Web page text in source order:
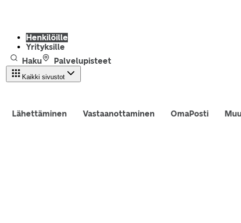
Henkilöille
Yrityksille
Haku
Palvelupisteet
Kaikki sivustot
Lähettäminen Vastaanottaminen OmaPosti